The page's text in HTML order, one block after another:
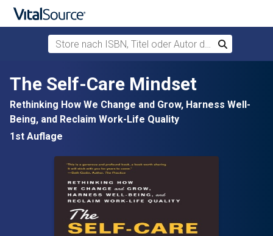
Zum Hauptinhalt springen
Store nach ISBN, Titel oder Autor durchsuchen
Suchen
The Self-Care Mindset
Rethinking How We Change and Grow, Harness Well-
Being, and Reclaim Work-Life Quality
1st Auflage